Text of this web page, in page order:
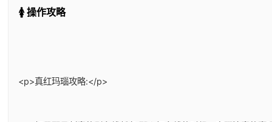
🚺 操作攻略
<p>真红玛瑙攻略:</p>